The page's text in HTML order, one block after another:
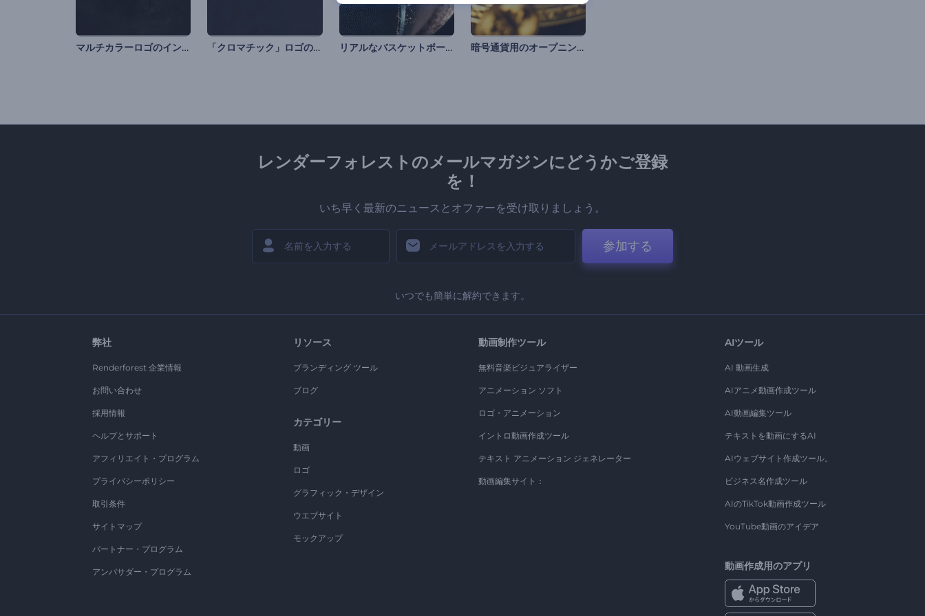
マルチカラーロゴのイントロ動画 「クロマチック」ロゴのアニメーション リアルなバスケットボールの紹介 暗号通貨用のオープニング動画
レンダーフォレストのメールマガジンにどうかご登録
を！
いち早く最新のニュースとオファーを受け取りましょう。
参加する
いつでも簡単に解約できます。
弊社
Renderforest 企業情報
お問い合わせ
採用情報
ヘルプとサポート
アフィリエイト・プログラム
プライバシーポリシー
取引条件
サイトマップ
パートナー・プログラム
アンバサダー・プログラム
リソース
ブランディング ツール
ブログ
カテゴリー
動画
ロゴ
グラフィック・デザイン
ウエブサイト
モックアップ
動画制作ツール
無料音楽ビジュアライザー
アニメーション ソフト
ロゴ・アニメーション
イントロ動画作成ツール
テキスト アニメーション ジェネレーター
動画編集サイト：
AIツール
AI 動画生成
AIアニメ動画作成ツール
AI動画編集ツール
テキストを動画にするAI
AIウェブサイト作成ツール。
ビジネス名作成ツール
AIのTikTok動画作成ツール
YouTube動画のアイデア
動画作成用のアプリ